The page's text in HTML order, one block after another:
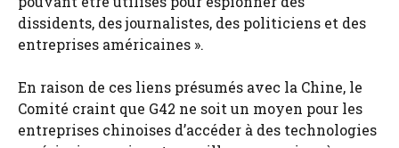
dissidents, des journalistes, des politiciens et des
entreprises américaines ».
En raison de ces liens présumés avec la Chine, le
Comité craint que G42 ne soit un moyen pour les
entreprises chinoises d’accéder à des technologies